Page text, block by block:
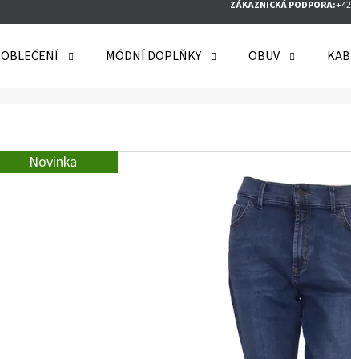
ZÁKAZNICKÁ PODPORA:
OBLEČENÍ MÓDNÍ DOPLŇKY OBUV
Novinka